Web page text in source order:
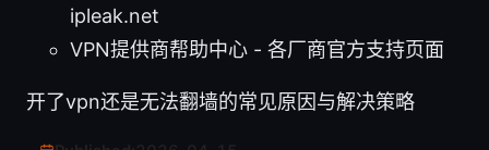
ipleak.net
VPN提供商帮助中心 - 各厂商官方支持页面
开了vpn还是无法翻墙的常见原因与解决策略